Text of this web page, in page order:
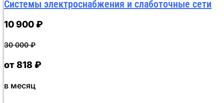
Системы электроснабжения и слаботочные сети
10 900₽
30 000₽
от 818 ₽
в месяц